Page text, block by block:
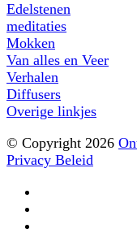
Edelstenen
meditaties
Mokken
Van alles en Veer
Verhalen
Diffusers
Overige linkjes
© Copyright 2026
Privacy Beleid